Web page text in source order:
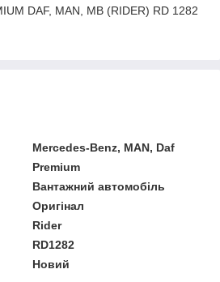
DAF, MAN, MB (RIDER) RD 1282
Mercedes-Benz, MAN, Daf
Premium
Вантажний автомобіль
Оригінал
Rider
RD1282
Новий